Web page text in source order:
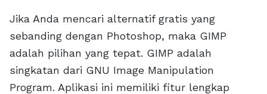
Jika Anda mencari alternatif gratis yang
sebanding dengan Photoshop, maka GIMP
adalah pilihan yang tepat. GIMP adalah
singkatan dari GNU Image Manipulation
Program. Aplikasi ini memiliki fitur lengkap